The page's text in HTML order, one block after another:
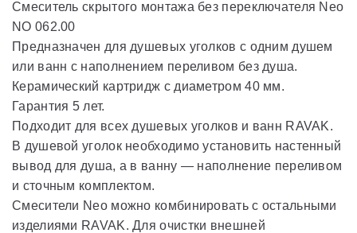
Смеситель скрытого монтажа без переключателя Neo
NO 062.00
Предназначен для душевых уголков с одним душем
или ванн с наполнением переливом без душа.
Керамический картридж с диаметром 40 мм.
Гарантия 5 лет.
Подходит для всех душевых уголков и ванн RAVAK.
В душевой уголок необходимо установить настенный
вывод для душа, а в ванну — наполнение переливом
и сточным комплектом.
Смесители Neo можно комбинировать с остальными
изделиями RAVAK. Для очистки внешней